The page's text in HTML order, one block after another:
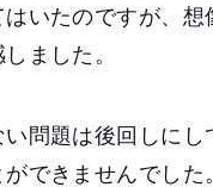
いたのですが、
ました。
い問題は後回しに
できませんでし